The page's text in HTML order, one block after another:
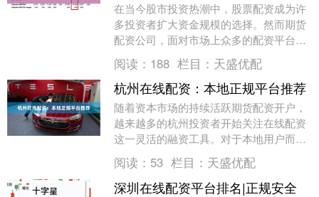
在当今股市投资热潮中，股票配资成为许
多投资者扩大资金规模的选择。然而期货
配资公司，面对市场上众多的配资平台，
如何找到正规、安全的配资公司官网，并
进行可靠的排名查....
阅读： 188 栏目： 天盛优配
杭州在线配资：本地正规平台推荐
随着资本市场的持续活跃期货配资开户，
越来越多的杭州投资者开始关注在线配资
这一灵活的融资工具。对于本地用户而
言，选择一家**正规、安全、透明**的配
资平台，是保障....
阅读： 53 栏目： 天盛优配
深圳在线配资平台排名|正规安全